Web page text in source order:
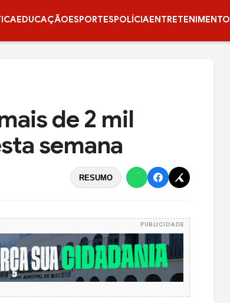
EDUCAÇÃOESPORTESPOLÍCIAENTRETENIMENTO
de 2 mil
semana
RESUMO
PUBLICIDADE